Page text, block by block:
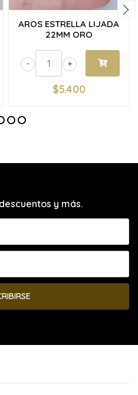
AROS ESTRELLA LIJADA
22MM ORO
+
-
$5.400
y más.